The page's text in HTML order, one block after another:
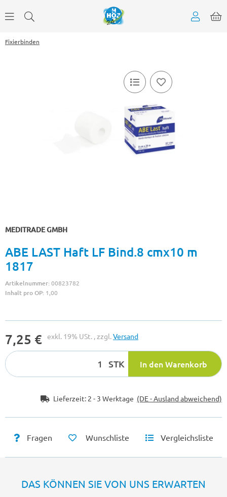
Fixierbinden
MEDITRADE GMBH
ABE LAST Haft LF Bind.8 cmx10 m
1817
Artikelnummer:00823782
Inhalt pro OP: 1,00
7,25 € exkl. 19% USt. , zzgl.Versand
STK In den Warenkorb
Lieferzeit: 2 - 3 Werktage (DE - Ausland abweichend)
Fragen Wunschliste Vergleichsliste
DAS KÖNNEN SIE VON UNS ERWARTEN